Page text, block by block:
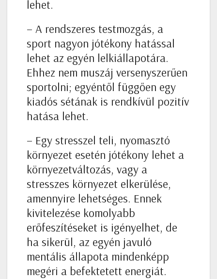
lehet.
– A rendszeres testmozgás, a
sport nagyon jótékony hatással
lehet az egyén lelkiállapotára.
Ehhez nem muszáj versenyszerűen
sportolni; egyéntől függően egy
kiadós sétának is rendkívül pozitív
hatása lehet.
– Egy stresszel teli, nyomasztó
környezet esetén jótékony lehet a
környezetváltozás, vagy a
stresszes környezet elkerülése,
amennyire lehetséges. Ennek
kivitelezése komolyabb
erőfeszítéseket is igényelhet, de
ha sikerül, az egyén javuló
mentális állapota mindenképp
megéri a befektetett energiát.